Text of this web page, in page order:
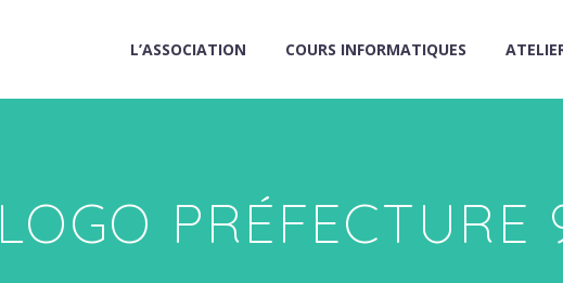
L’ASSOCIATION COURS INFORMATIQUES
LOGO PRÉFECTURE